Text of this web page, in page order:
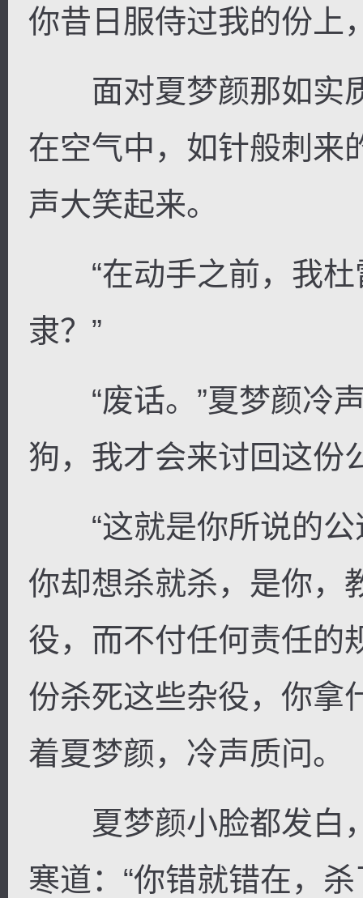
你昔日服侍过我的份上
面对夏梦颜那如实
在空气中，如针般刺来
声大笑起来。
“在动手之前，我杜
隶？”
“废话。”夏梦颜冷声
狗，我才会来讨回这份
“这就是你所说的公
你却想杀就杀，是你，
役，而不付任何责任的
份杀死这些杂役，你拿
着夏梦颜，冷声质问。
夏梦颜小脸都发白
寒道：“你错就错在，